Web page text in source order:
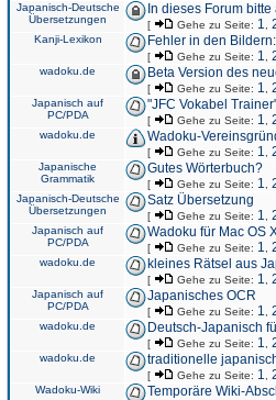
Japanisch-Deutsche
Übersetzungen
In dieses Forum
[ Gehe zu Seite: 1
Kanji-Lexikon
Fehler in den
[ Gehe zu Seite: 1
wadoku.de
Beta Version des
[ Gehe zu Seite: 1
Japanisch auf
PC/PDA
"JFC Vokabel
[ Gehe zu Seite: 1
wadoku.de
Wadoku-
[ Gehe zu Seite: 1
Japanische
Grammatik
Gutes Wörterbuch?
[ Gehe zu Seite: 1
Japanisch-Deutsche
Übersetzungen
Satz Übersetzung
[ Gehe zu Seite: 1
Japanisch auf
PC/PDA
Wadoku für Mac OS
[ Gehe zu Seite: 1
wadoku.de
kleines Rätsel aus
[ Gehe zu Seite: 1
Japanisch auf
PC/PDA
Japanisches OCR
[ Gehe zu Seite: 1
wadoku.de
Deutsch-Japanisch
[ Gehe zu Seite: 1
wadoku.de
traditionelle
[ Gehe zu Seite: 1
Wadoku-Wiki
Temporäre Wiki-